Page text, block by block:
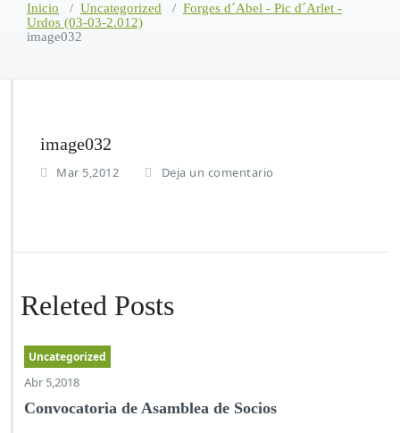
Inicio / Uncategorized / Forges d´Abel - Pic d´Arlet -
Urdos (03-03-2.012)
image032
image032
Mar 5,2012 Deja un comentario
Releted Posts
Uncategorized
Abr 5,2018
Convocatoria de Asamblea de Socios